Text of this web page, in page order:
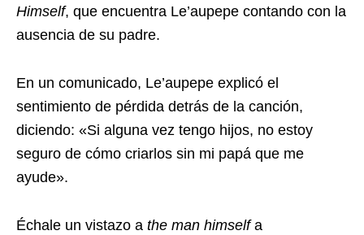
Himself, que encuentra Le’aupepe contando con la
ausencia de su padre.
En un comunicado, Le’aupepe explicó el
sentimiento de pérdida detrás de la canción,
diciendo: «Si alguna vez tengo hijos, no estoy
seguro de cómo criarlos sin mi papá que me
ayude».
Échale un vistazo a the man himselfa